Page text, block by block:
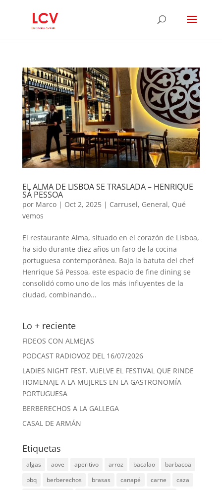
EL ALMA DE LISBOA SE TRASLADA – HENRIQUE
SÁ PESSOA
por Marco| Oct 2, 2025| Carrusel, General, Qué
vemos
El restaurante Alma, situado en el corazón de Lisboa,
ha sido durante diez años un faro de la cocina
portuguesa contemporánea. Bajo la batuta del chef
Henrique Sá Pessoa, este espacio de fine dining se
consolidó como uno de los más influyentes de la
ciudad, combinando...
Lo + reciente
FIDEOS CON ALMEJAS
PODCAST RADIOVOZ DEL 16/07/2026
LADIES NIGHT FEST. VUELVE EL FESTIVAL QUE RINDE
HOMENAJE A LA MUJERES EN LA GASTRONOMÍA
PORTUGUESA
BERBERECHOS A LA GALLEGA
CASAL DE ARMÁN
Etiquetas
algas aove aperitivo arroz bacalao
barbacoa
bbq
berberechos brasas canapé carne
caza